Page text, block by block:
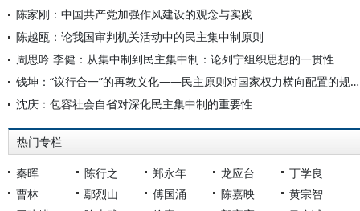
陈家刚：中国共产党加强作风建设的观念与实践
陈越瓯：论我国审判机关活动中的民主集中制原则
周思吟 李健：从集中制到民主集中制：论列宁组织思想的一贯性
钱坤：“议行合一”的再教义化——民主原则对国家权力横向配置的规范要求
沈庆：包容社会自省对深化民主集中制的重要性
热门专栏
秦晖 陈行之 郑永年 龙应台
丁学良
曹林
鄢烈山 傅国涌 陈嘉映
黄宗智